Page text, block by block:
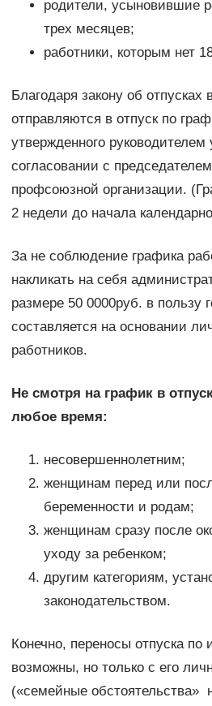
родители, усыновившие
трех месяцев;
работники, которым нет
Благодаря закону об отпусках
отправляются в отпуск по
утвержденного
согласовании с
профсоюзной организации.
2 недели до начала
За не соблюдение графика
накликать на себя
размере 50 0000руб. в пользу
составляется на основании
работников.
Не смотря на график в
любое время:
несовершеннолетним;
женщинам перед или
беременности и родам;
женщинам сразу после
уходу за ребенком;
другим категориям,
законодательством.
Конечно, переносы отпуска по
возможны, но только с его
(«семейные обстоятельства»